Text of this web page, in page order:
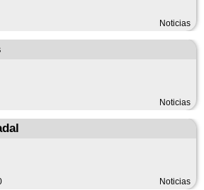
da poboación local.
a área sanitaria valórase
tratándose dunha demanda
nos vindeiros días Efecto:
Noticias
Noticias
Noticias